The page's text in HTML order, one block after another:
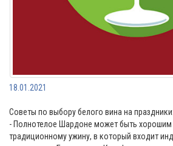
18.01.2021
Советы по выбору белого вина на праздники:
- Полнотелое Шардоне может быть
традиционному ужину, в который входит